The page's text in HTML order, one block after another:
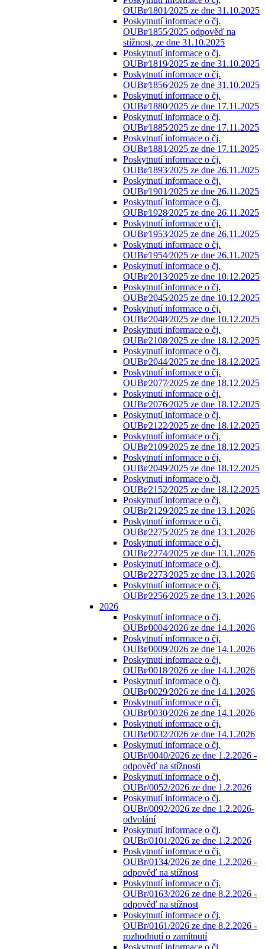
OUBr⁄1801⁄2025 ze dne 31.10.2025
Poskytnutí informace o čj.
OUBr⁄1855⁄2025 odpověď na
stížnost, ze dne 31.10.2025
Poskytnutí informace o čj.
OUBr⁄1819⁄2025 ze dne 31.10.2025
Poskytnutí informace o čj.
OUBr⁄1856⁄2025 ze dne 31.10.2025
Poskytnutí informace o čj.
OUBr⁄1880⁄2025 ze dne 17.11.2025
Poskytnutí informace o čj.
OUBr⁄1885⁄2025 ze dne 17.11.2025
Poskytnutí informace o čj.
OUBr⁄1881⁄2025 ze dne 17.11.2025
Poskytnutí informace o čj.
OUBr⁄1893⁄2025 ze dne 26.11.2025
Poskytnutí informace o čj.
OUBr⁄1901⁄2025 ze dne 26.11.2025
Poskytnutí informace o čj.
OUBr⁄1928⁄2025 ze dne 26.11.2025
Poskytnutí informace o čj.
OUBr⁄1953⁄2025 ze dne 26.11.2025
Poskytnutí informace o čj.
OUBr⁄1954⁄2025 ze dne 26.11.2025
Poskytnutí informace o čj.
OUBr⁄2013⁄2025 ze dne 10.12.2025
Poskytnutí informace o čj.
OUBr⁄2045⁄2025 ze dne 10.12.2025
Poskytnutí informace o čj.
OUBr⁄2048⁄2025 ze dne 10.12.2025
Poskytnutí informace o čj.
OUBr⁄2108⁄2025 ze dne 18.12.2025
Poskytnutí informace o čj.
OUBr⁄2044⁄2025 ze dne 18.12.2025
Poskytnutí informace o čj.
OUBr⁄2077⁄2025 ze dne 18.12.2025
Poskytnutí informace o čj.
OUBr⁄2076⁄2025 ze dne 18.12.2025
Poskytnutí informace o čj.
OUBr⁄2122⁄2025 ze dne 18.12.2025
Poskytnutí informace o čj.
OUBr⁄2109⁄2025 ze dne 18.12.2025
Poskytnutí informace o čj.
OUBr⁄2049⁄2025 ze dne 18.12.2025
Poskytnutí informace o čj.
OUBr⁄2152⁄2025 ze dne 18.12.2025
Poskytnutí informace o čj.
OUBr⁄2129⁄2025 ze dne 13.1.2026
Poskytnutí informace o čj.
OUBr⁄2275⁄2025 ze dne 13.1.2026
Poskytnutí informace o čj.
OUBr⁄2274⁄2025 ze dne 13.1.2026
Poskytnutí informace o čj.
OUBr⁄2273⁄2025 ze dne 13.1.2026
Poskytnutí informace o čj.
OUBr⁄2256⁄2025 ze dne 13.1.2026
2026
Poskytnutí informace o čj.
OUBr⁄0004⁄2026 ze dne 14.1.2026
Poskytnutí informace o čj.
OUBr⁄0009⁄2026 ze dne 14.1.2026
Poskytnutí informace o čj.
OUBr⁄0018⁄2026 ze dne 14.1.2026
Poskytnutí informace o čj.
OUBr⁄0029⁄2026 ze dne 14.1.2026
Poskytnutí informace o čj.
OUBr⁄0030⁄2026 ze dne 14.1.2026
Poskytnutí informace o čj.
OUBr⁄0032⁄2026 ze dne 14.1.2026
Poskytnutí informace o čj.
OUBr/0040/2026 ze dne 1.2.2026 -
odpověď na stížnosti
Poskytnutí informace o čj.
OUBr/0052/2026 ze dne 1.2.2026
Poskytnutí informace o čj.
OUBr/0092/2026 ze dne 1.2.2026-
odvolání
Poskytnutí informace o čj.
OUBr/0101/2026 ze dne 1.2.2026
Poskytnutí informace o čj.
OUBr/0134/2026 ze dne 1.2.2026 -
odpověď na stížnost
Poskytnutí informace o čj.
OUBr/0163/2026 ze dne 8.2.2026 -
odpověď na stížnost
Poskytnutí informace o čj.
OUBr/0161/2026 ze dne 8.2.2026 -
rozhodnutí o zamítnutí
Poskytnutí informace o čj.